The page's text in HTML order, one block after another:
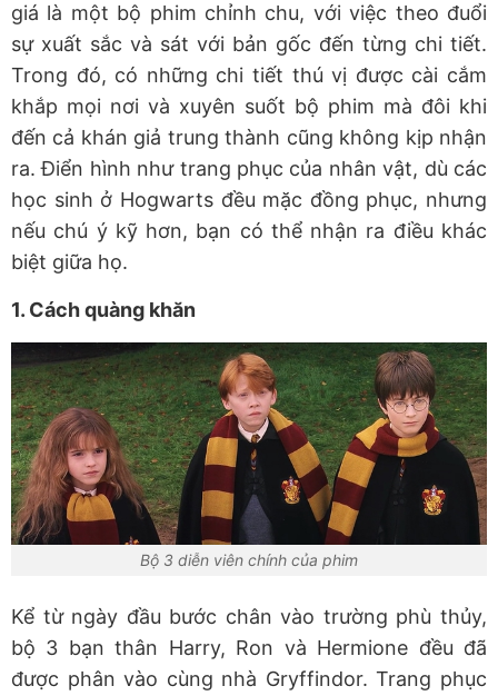
giá là một bộ phim chỉnh chu, với việc theo đuổi
sự xuất sắc và sát với bản gốc đến từng chi tiết.
Trong đó, có những chi tiết thú vị được cài cắm
khắp mọi nơi và xuyên suốt bộ phim mà đôi khi
đến cả khán giả trung thành cũng không kịp nhận
ra. Điển hình như trang phục của nhân vật, dù các
học sinh ở Hogwarts đều mặc đồng phục, nhưng
nếu chú ý kỹ hơn, bạn có thể nhận ra điều khác
biệt giữa họ.
1. Cách quàng khăn
Bộ 3 diễn viên chính của phim
Kể từ ngày đầu bước chân vào trường phù thủy,
bộ 3 bạn thân Harry, Ron và Hermione đều đã
được phân vào cùng nhà Gryffindor. Trang phục